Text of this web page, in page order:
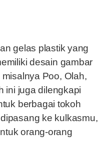
gelas plastik yang
desain gambar
Poo, Olah,
ini juga dilengkapi
berbagai tokoh
ke kulkasmu,
orang-orang